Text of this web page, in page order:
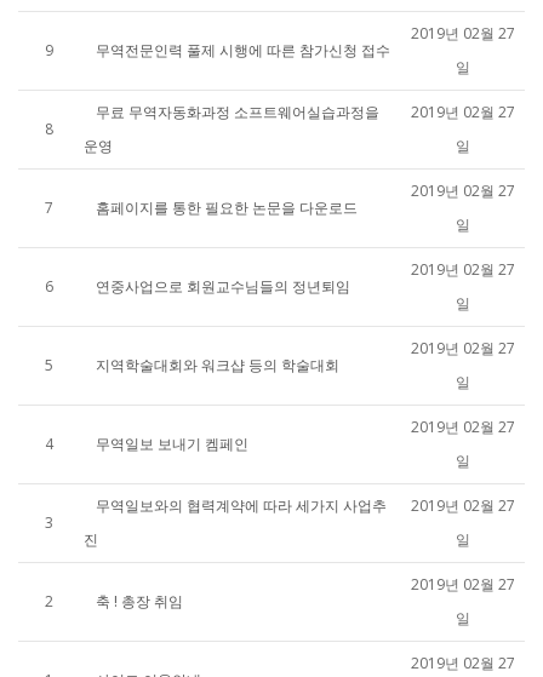
9 무역전문인력 풀제 시행에 따른 참가신청 접수
2019년 02월 27
일
8
무료 무역자동화과정 소프트웨어실습과정을
운영
2019년 02월 27
일
7 홈페이지를 통한 필요한 논문을 다운로드
2019년 02월 27
일
6 연중사업으로 회원교수님들의 정년퇴임
2019년 02월 27
일
5 지역학술대회와 워크샵 등의 학술대회
2019년 02월 27
일
4 무역일보 보내기 켐페인
2019년 02월 27
일
3
무역일보와의 협력계약에 따라 세가지 사업추
진
2019년 02월 27
일
2 축 ! 총장 취임
2019년 02월 27
일
2019년 02월 27